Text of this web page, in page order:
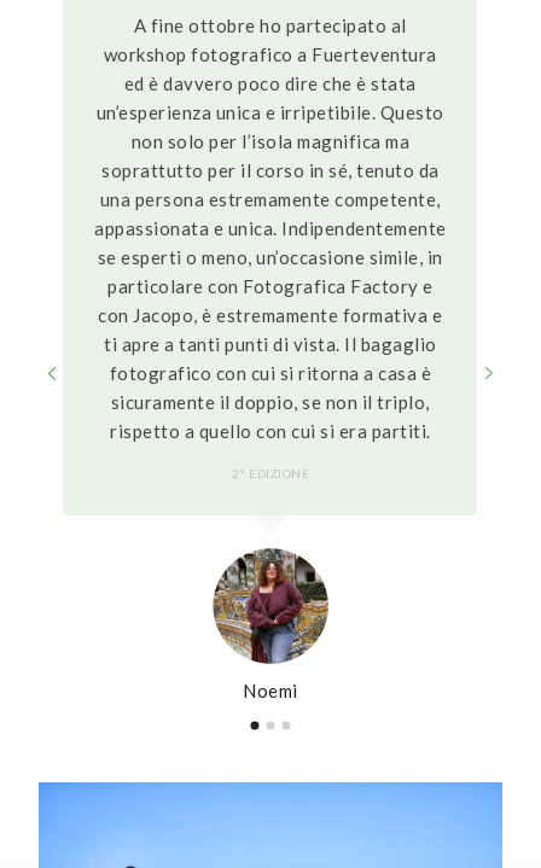
Noemi
A fine ottobre ho partecipato al
workshop fotografico a Fuerteventura
ed è davvero poco dire che è stata
un’esperienza unica e irripetibile. Questo
non solo per l’isola magnifica ma
soprattutto per il corso in sé, tenuto da
una persona estremamente competente,
appassionata e unica. Indipendentemente
se esperti o meno, un’occasione simile, in
particolare con Fotografica Factory e
con Jacopo, è estremamente formativa e
ti apre a tanti punti di vista. Il bagaglio
fotografico con cui si ritorna a casa è
sicuramente il doppio, se non il triplo,
rispetto a quello con cui si era partiti.
2° EDIZIONE